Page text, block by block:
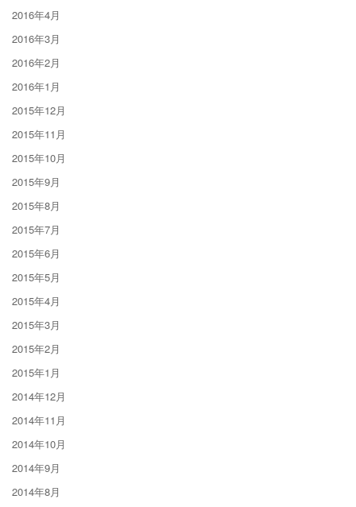
2016年4月
2016年3月
2016年2月
2016年1月
2015年12月
2015年11月
2015年10月
2015年9月
2015年8月
2015年7月
2015年6月
2015年5月
2015年4月
2015年3月
2015年2月
2015年1月
2014年12月
2014年11月
2014年10月
2014年9月
2014年8月